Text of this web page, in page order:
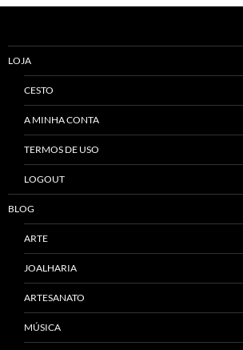
LOJA
CESTO
A MINHA CONTA
TERMOS DE USO
LOGOUT
BLOG
ARTE
JOALHARIA
ARTESANATO
MÚSICA